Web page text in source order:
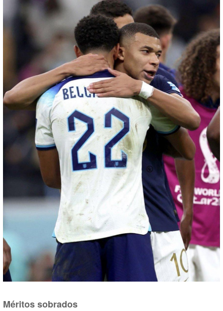
Méritos sobrados